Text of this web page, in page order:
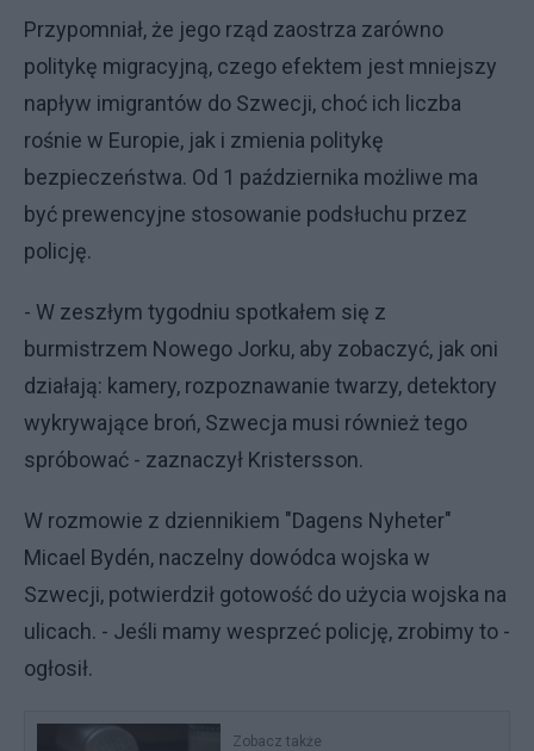
Przypomniał, że jego rząd zaostrza zarówno
politykę migracyjną, czego efektem jest mniejszy
napływ imigrantów do Szwecji, choć ich liczba
rośnie w Europie, jak i zmienia politykę
bezpieczeństwa. Od 1 października możliwe ma
być prewencyjne stosowanie podsłuchu przez
policję.
- W zeszłym tygodniu spotkałem się z
burmistrzem Nowego Jorku, aby zobaczyć, jak oni
działają: kamery, rozpoznawanie twarzy, detektory
wykrywające broń, Szwecja musi również tego
spróbować - zaznaczył Kristersson.
W rozmowie z dziennikiem "Dagens Nyheter"
Micael Bydén, naczelny dowódca wojska w
Szwecji, potwierdził gotowość do użycia wojska na
ulicach. - Jeśli mamy wesprzeć policję, zrobimy to -
ogłosił.
Zobacz także